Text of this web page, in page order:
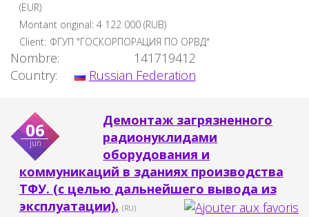
(EUR)
Montant original: 4 122 000(RUB)
Client: ФГУП "ГОСКОРПОРАЦИЯ ПО ОРВД"
Nombre:
141719412
Country:
Russian Federation
06
jun
Демонтаж загрязненного
радионуклидами
оборудования и
коммуникаций в зданиях производства
ТФУ. (с целью дальнейшего вывода из
эксплуатации). (RU)